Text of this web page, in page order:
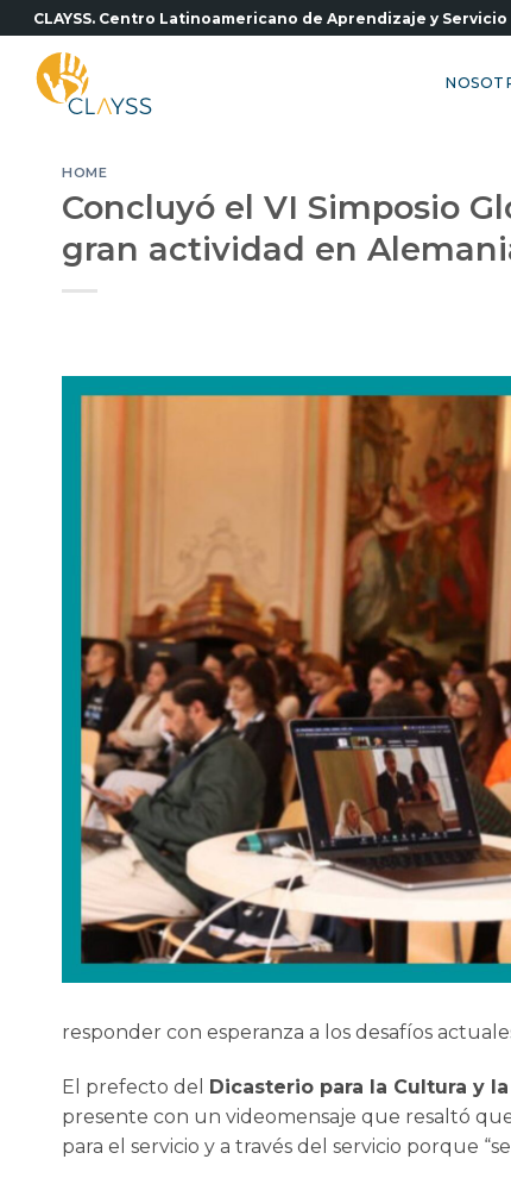
Saltar
al
contenido
CLAYSS. Centro Latinoamericano de Aprendizaje y
HOME
Concluyó el VI Simposio
gran actividad en
responder con esperanza a los desafíos
El prefecto del Dicasterio para la Cultura y
presente con un videomensaje que resaltó
para el servicio y a través del servicio porque